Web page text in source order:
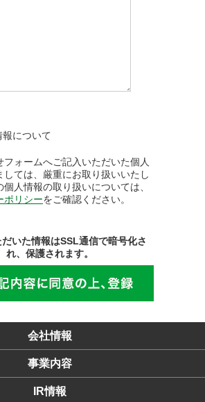
報について
フォームへご記入いただいた個人
しては、厳重にお取り扱いいたし
個人情報の取り扱いについては、
ポリシーをご確認ください。
いた情報はSSL通信で暗号化さ
れ、保護されます。
会社情報
事業内容
IR情報